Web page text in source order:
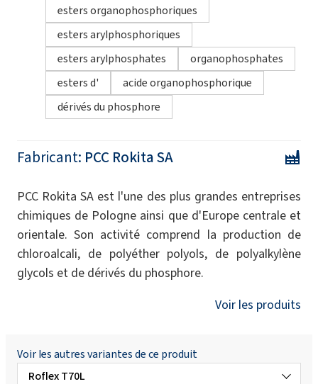
esters organophosphoriques
esters arylphosphoriques
esters arylphosphates
organophosphates
esters d'
acide organophosphorique
dérivés du phosphore
Fabricant: PCC Rokita SA
PCC Rokita SA est l'une des plus grandes entreprises
chimiques de Pologne ainsi que d'Europe centrale et
orientale. Son activité comprend la production de
chloroalcali, de polyéther polyols, de polyalkylène
glycols et de dérivés du phosphore.
Voir les produits
Voir les autres variantes de ce produit
Roflex T70L